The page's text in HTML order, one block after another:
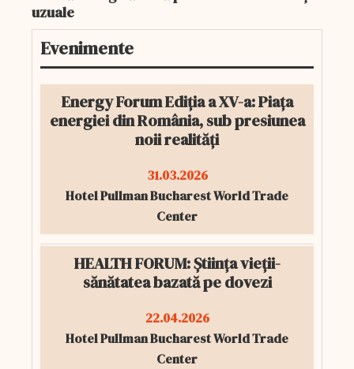
uzuale
Evenimente
Energy Forum Ediția a XV-a: Piața
energiei din România, sub presiunea
noii realități
31.03.2026
Hotel Pullman Bucharest World Trade
Center
HEALTH FORUM: Știința vieții-
sănătatea bazată pe dovezi
22.04.2026
Hotel Pullman Bucharest World Trade
Center